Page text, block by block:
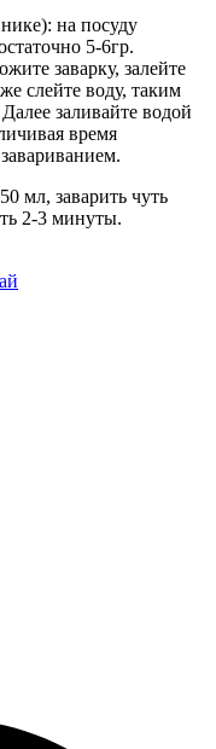
на посуду
5-6гр.
заварку, залейте
слейте воду, таким
заливайте водой
время
мл, заварить чуть
2-3 минуты.